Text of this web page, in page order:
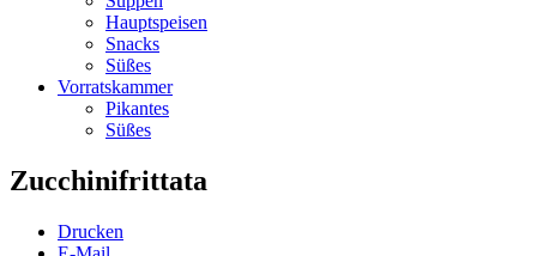
Hauptspeisen
Snacks
Süßes
Vorratskammer
Pikantes
Süßes
Zucchinifrittata
Drucken